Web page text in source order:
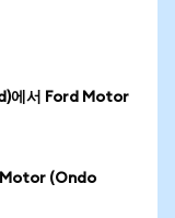
에서 Ford Motor
(Ondo